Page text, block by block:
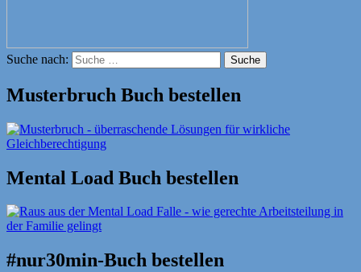
Suche nach: Suche
Musterbruch Buch bestellen
Mental Load Buch bestellen
#nur30min-Buch bestellen